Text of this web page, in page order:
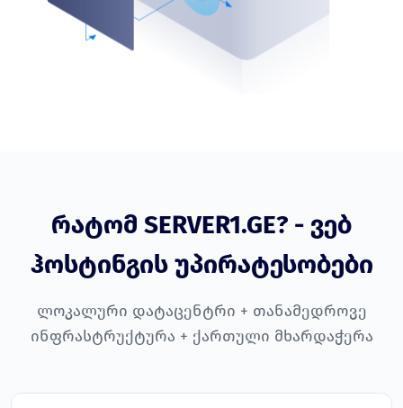
რატომ SERVER1.GE? - ვებ
ჰოსტინგის უპირატესობები
ლოკალური დატაცენტრი + თანამედროვე
ინფრასტრუქტურა + ქართული მხარდაჭერა